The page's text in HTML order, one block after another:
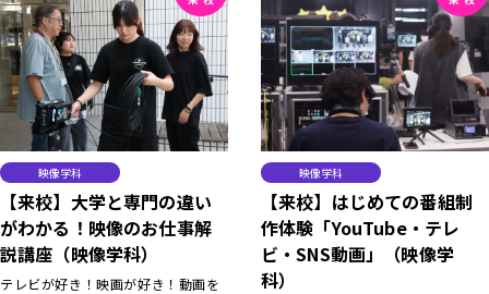
映像学科
【来校】大学と専門の違い
がわかる！映像のお仕事解
説講座（映像学科）
テレビが好き！映画が好き！動画を
映像学科
【来校】はじめての番組制
作体験「YouTube・テレ
ビ・SNS動画」（映像学
科）